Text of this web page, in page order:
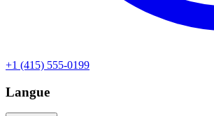
+1 (415) 555-0199
Langue